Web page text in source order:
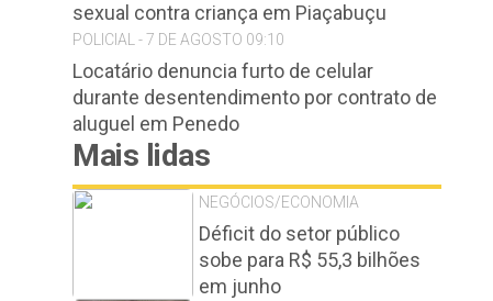
sexual contra criança em Piaçabuçu
POLICIAL - 7 DE AGOSTO 09:10
Locatário denuncia furto de celular
durante desentendimento por contrato de
aluguel em Penedo
Mais lidas
NEGÓCIOS/ECONOMIA
Déficit do setor público
sobe para R$ 55,3 bilhões
em junho